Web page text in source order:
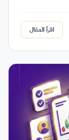
اقرأ المقال